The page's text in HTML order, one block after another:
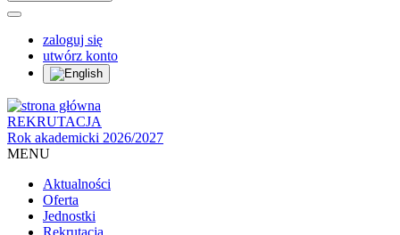
zaloguj się
utwórz konto
REKRUTACJA
Rok akademicki 2026/2027
MENU
Aktualności
Oferta
Jednostki
Rekrutacja